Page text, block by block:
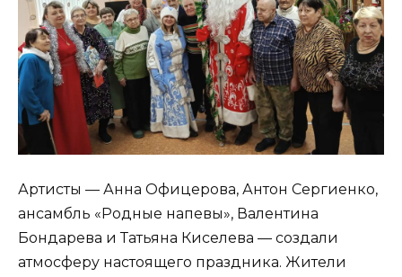
Артисты — Анна Офицерова, Антон Сергиенко,
ансамбль «Родные напевы», Валентина
Бондарева и Татьяна Киселева — создали
атмосферу настоящего праздника. Жители